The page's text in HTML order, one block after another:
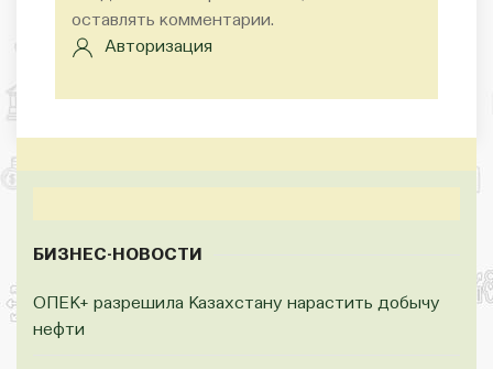
оставлять комментарии.
Авторизация
БИЗНЕС-НОВОСТИ
ОПЕК+ разрешила Казахстану нарастить добычу
нефти